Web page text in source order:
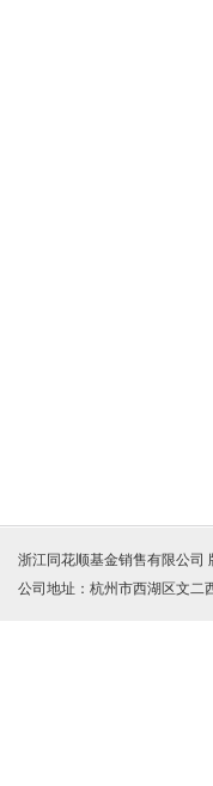
浙江同花顺基金销售有限公
公司地址：杭州市西湖区文